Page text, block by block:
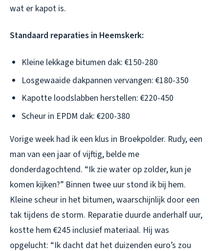
wat er kapot is.
Standaard reparaties in Heemskerk:
Kleine lekkage bitumen dak: €150-280
Losgewaaide dakpannen vervangen: €180-350
Kapotte loodslabben herstellen: €220-450
Scheur in EPDM dak: €200-380
Vorige week had ik een klus in Broekpolder. Rudy, een
man van een jaar of vijftig, belde me
donderdagochtend. “Ik zie water op zolder, kun je
komen kijken?” Binnen twee uur stond ik bij hem.
Kleine scheur in het bitumen, waarschijnlijk door een
tak tijdens de storm. Reparatie duurde anderhalf uur,
kostte hem €245 inclusief materiaal. Hij was
opgelucht: “Ik dacht dat het duizenden euro’s zou